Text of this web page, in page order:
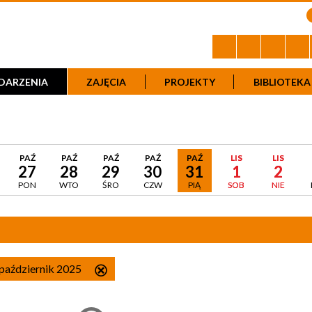
ZAJĘCIA PROJEKTY BIBLIOTEKA
PAŹ
27
PON
PAŹ
28
WTO
PAŹ
29
ŚRO
PAŹ
30
CZW
PAŹ
31
PIĄ
LIS
1
SOB
LIS
2
NIE
2025
filtr